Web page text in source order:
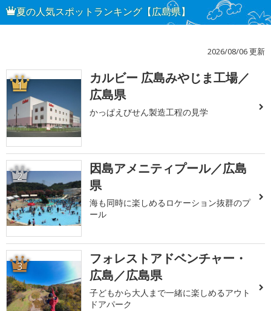
夏の人気スポットランキング【広島県】
2026/08/06 更新
1
カルビー 広島みやじま工場／
広島県
かっぱえびせん製造工程の見学
2
因島アメニティプール／広島
県
海も同時に楽しめるロケーション抜群のプ
ール
3
フォレストアドベンチャー・
広島／広島県
子どもから大人まで一緒に楽しめるアウト
ドアパーク